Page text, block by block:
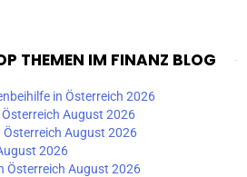
THEMEN IM FINANZ BLOG
in Österreich 2026
August 2026
Österreich August 2026
2026
Österreich August 2026